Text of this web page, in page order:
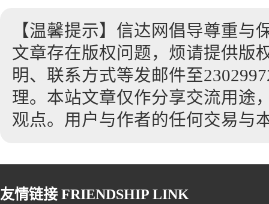
【温馨提示】信达网倡导尊重与
文章存在版权问题，烦请提供版
明、联系方式等发邮件至
理。本站文章仅作分享交流用途
观点。用户与作者的任何交易与
友情链接 FRIENDSHIP LINK